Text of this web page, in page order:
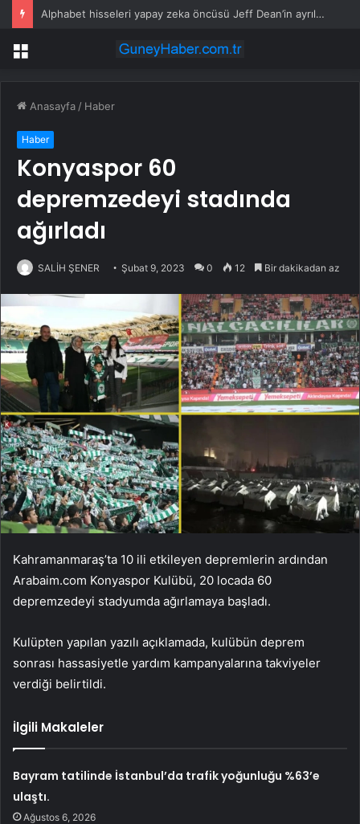
Alphabet hisseleri yapay zeka öncüsü Jeff Dean’in ayrılmasıyla %5 düştü
Menü
Anasayfa / Haber
Haber
Konyaspor 60
depremzedeyi stadında
ağırladı
SALİH ŞENER Şubat 9, 2023 0 12 Bir dakikadan az
Kahramanmaraş’ta 10 ili etkileyen depremlerin ardından
Arabaim.com Konyaspor Kulübü, 20 locada 60
depremzedeyi stadyumda ağırlamaya başladı.
Kulüpten yapılan yazılı açıklamada, kulübün deprem
sonrası hassasiyetle yardım kampanyalarına takviyeler
verdiği belirtildi.
İlgili Makaleler
Bayram tatilinde İstanbul’da trafik yoğunluğu %63’e
ulaştı.
Ağustos 6, 2026